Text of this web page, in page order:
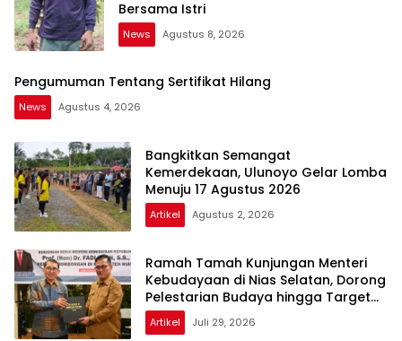
Bersama Istri
News Agustus 8, 2026
Pengumuman Tentang Sertifikat Hilang
News Agustus 4, 2026
Bangkitkan Semangat
Kemerdekaan, Ulunoyo Gelar Lomba
Menuju 17 Agustus 2026
Artikel Agustus 2, 2026
Ramah Tamah Kunjungan Menteri
Kebudayaan di Nias Selatan, Dorong
Pelestarian Budaya hingga Target
UNESCO
Artikel Juli 29, 2026